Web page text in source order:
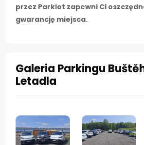
przez Parklot zapewni Ci
gwarancję miejsca.
Galeria Parkingu
Letadla